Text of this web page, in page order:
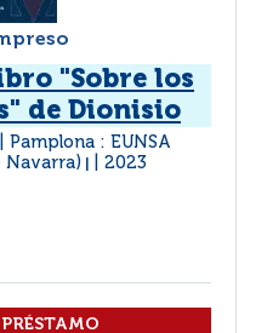
"Sobre los
de Dionisio
Pamplona : EUNSA
Navarra)
2023